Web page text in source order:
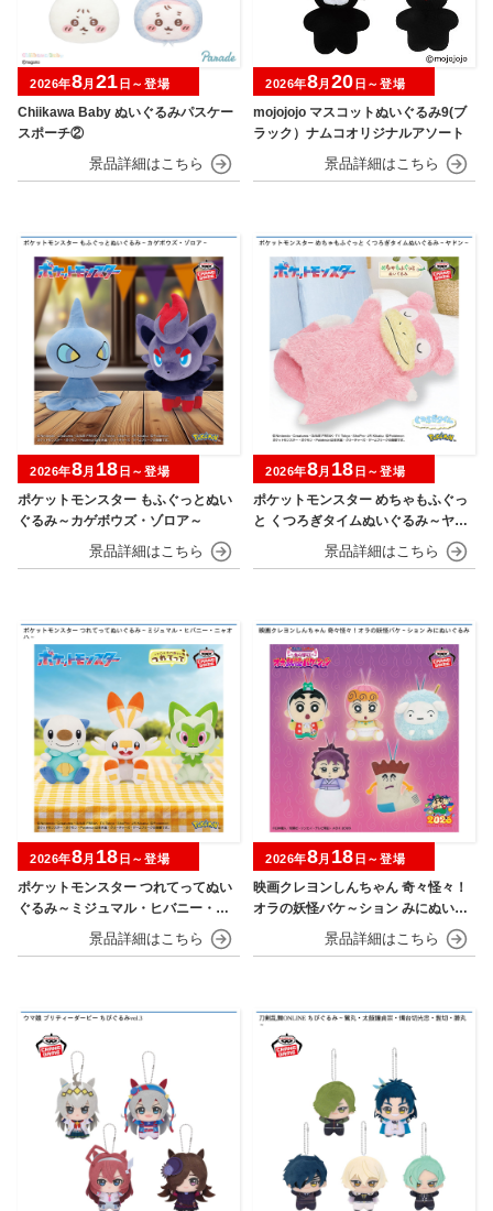
Chiikawa Baby ぬいぐるみパスケー
スポーチ②
2026年8月 21 日～登場
mojojojo マスコットぬいぐるみ9(ブ
ラック）ナムコオリジナルアソート
2026年8月 20 日～登場
ポケットモンスター もふぐっとぬい
ぐるみ～カゲボウズ・ゾロア～
2026年8月 18 日～登場
ポケットモンスター めちゃもふぐっ
と くつろぎタイムぬいぐるみ～ヤド
2026年8月 18 日～登場
ポケットモンスター つれてってぬい
ぐるみ～ミジュマル・ヒバニー・ニ
2026年8月 18 日～登場
映画クレヨンしんちゃん 奇々怪々！
オラの妖怪バケ～ション みにぬいぐ
2026年8月 18 日～登場